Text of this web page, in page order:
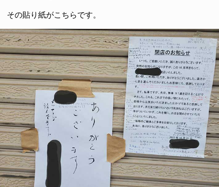
その貼り紙がこちらです。